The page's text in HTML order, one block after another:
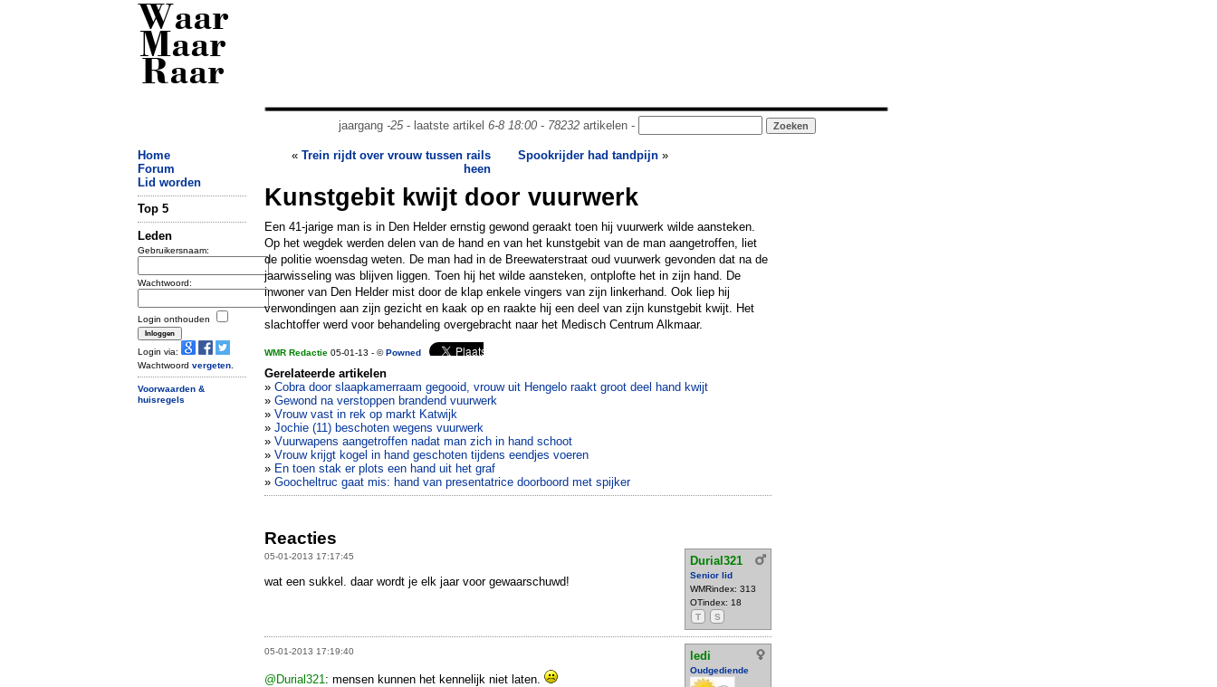
Waar
Maar
Raar
jaargang -25- laatste artikel 6-8 18:00- 78232artikelen -
Home
Forum
Lid worden
Top 5
Leden
Gebruikersnaam:
Wachtwoord:
Login onthouden
Login via:
Wachtwoord vergeten
Voorwaarden &
huisregels
« Trein rijdt over vrouw tussen rails
heen
Spookrijder had tandpijn »
Kunstgebit kwijt door vuurwerk
Een 41-jarige man is in Den Helder ernstig gewond geraakt toen hij vuurwerk wilde aansteken.
Op het wegdek werden delen van de hand en van het kunstgebit van de man aangetroffen, liet
de politie woensdag weten. De man had in de Breewaterstraat oud vuurwerk gevonden dat na de
jaarwisseling was blijven liggen. Toen hij het wilde aansteken, ontplofte het in zijn hand. De
inwoner van Den Helder mist door de klap enkele vingers van zijn linkerhand. Ook liep hij
verwondingen aan zijn gezicht en kaak op en raakte hij een deel van zijn kunstgebit kwijt. Het
slachtoffer werd voor behandeling overgebracht naar het Medisch Centrum Alkmaar.
WMR Redactie 05-01-13 - ©Powned
Gerelateerde artikelen
» Cobra door slaapkamerraam gegooid, vrouw uit Hengelo raakt groot deel hand kwijt
» Gewond na verstoppen brandend vuurwerk
» Vrouw vast in rek op markt Katwijk
» Jochie (11) beschoten wegens vuurwerk
» Vuurwapens aangetroffen nadat man zich in hand schoot
» Vrouw krijgt kogel in hand geschoten tijdens eendjes voeren
» En toen stak er plots een hand uit het graf
» Goocheltruc gaat mis: hand van presentatrice doorboord met spijker
Reacties
05-01-2013 17:17:45 Durial321
Senior lid
WMRindex: 313
OTindex: 18
T
S
wat een sukkel. daar wordt je elk jaar voor gewaarschuwd!
05-01-2013 17:19:40 ledi
Oudgediende
@Durial321 : mensen kunnen het kennelijk niet laten.